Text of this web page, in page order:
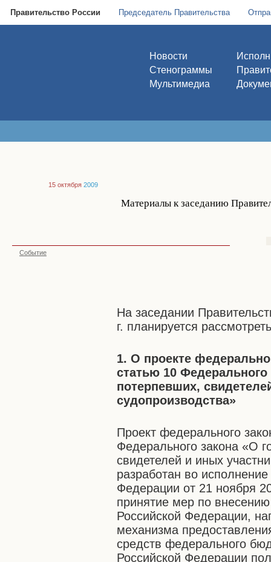
Правительство России Председатель Правительства
Новости
Стенограммы
Мультимедиа
15 октября 2009
Материалы к заседанию
Событие
На заседании
г. планируется
1. О проекте
статью 10
потерпевших,
судопроизводства»
Проект федерального
Федерального закона «О
свидетелей и иных
разработан во
Федерации от 21 ноября
принятие мер по
Российской Федерации,
механизма
средств федерального
Российской Федерации